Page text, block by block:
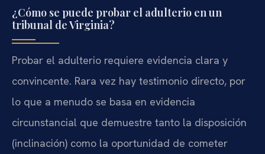
¿Cómo se puede probar el adulterio en un
tribunal de Virginia?
Probar el adulterio requiere evidencia clara y
convincente. Rara vez hay testimonio directo, por
lo que a menudo se basa en evidencia
circunstancial que demuestre tanto la disposición
(inclinación) como la oportunidad de cometer